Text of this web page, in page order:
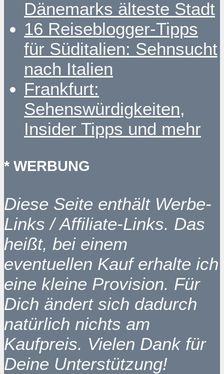
Dänemarks älteste Stadt
16 Reiseblogger-Tipps
für Süditalien: Sehnsucht
nach Italien
Frankfurt:
Sehenswürdigkeiten,
Insider Tipps und mehr
* WERBUNG
Diese Seite enthält Werbe-
Links / Affiliate-Links. Das
heißt, bei einem
eventuellen Kauf erhalte ich
eine kleine Provision. Für
Dich ändert sich dadurch
natürlich nichts am
Kaufpreis. Vielen Dank für
Deine Unterstützung!